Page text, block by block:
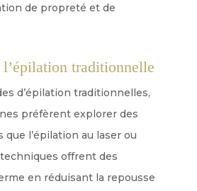
de propreté et de
traditionnelle
d’épilation traditionnelles,
préfèrent explorer des
l’épilation au laser ou
techniques offrent des
en réduisant la repousse